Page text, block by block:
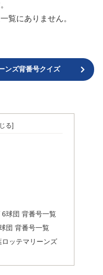
覧にありません。
ンズ背番号クイズ
球団 背番号一覧
団 背番号一覧
ロッテマリーンズ